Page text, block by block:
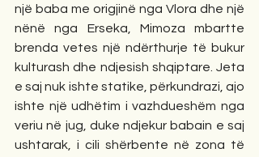
një baba me origjinë nga Vlora dhe një
nënë nga Erseka, Mimoza mbartte
brenda vetes një ndërthurje të bukur
kulturash dhe ndjesish shqiptare. Jeta
e saj nuk ishte statike, përkundrazi, ajo
ishte një udhëtim i vazhdueshëm nga
veriu në jug, duke ndjekur babain e saj
ushtarak, i cili shërbente në zona të